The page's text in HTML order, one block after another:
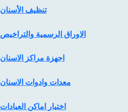
تنظيف الأسنان
الاوراق الرسمية والتراخيص
اجهزة مراكز الاسنان
معدات وادوات الاسنان
اختيار اماكن العيادات